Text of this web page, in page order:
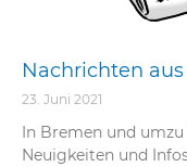
Nachrichten
23. Juni 2021
In Bremen und
Neuigkeiten und